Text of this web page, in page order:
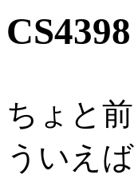
ちょと
ういえ